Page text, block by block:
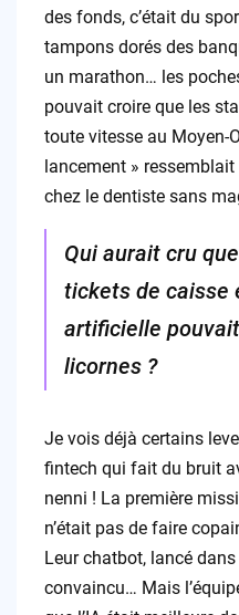
des fonds, c’était du
tampons dorés des
un marathon… les
pouvait croire que les
toute vitesse au Moyen-
lancement »
chez le dentiste sans
Qui aurait cru
tickets de caisse
artificielle
licornes ?
Je vois déjà certains
fintech qui fait du bruit
nenni ! La première
n’était pas de faire
Leur chatbot, lancé
convaincu… Mais